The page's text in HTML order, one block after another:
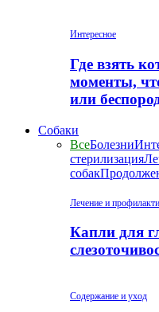
Интересное
Где взять
моменты,
или
Собаки
ВсеБолезни
стерилизация
собак
Лечение и
Капли для
Содержание и уход